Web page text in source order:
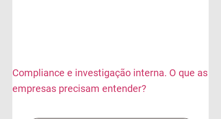
Compliance e investigação interna. O que as
empresas precisam entender?